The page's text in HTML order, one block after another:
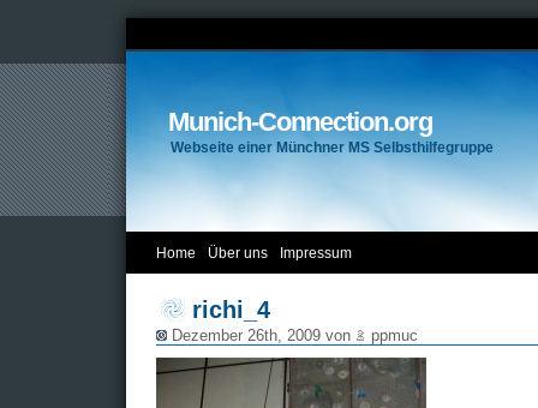
Munich-Connection.org
Webseite einer Münchner MS Selbsthilfegruppe
Home Über uns Impressum
richi_4
Dezember 26th, 2009 von ppmuc